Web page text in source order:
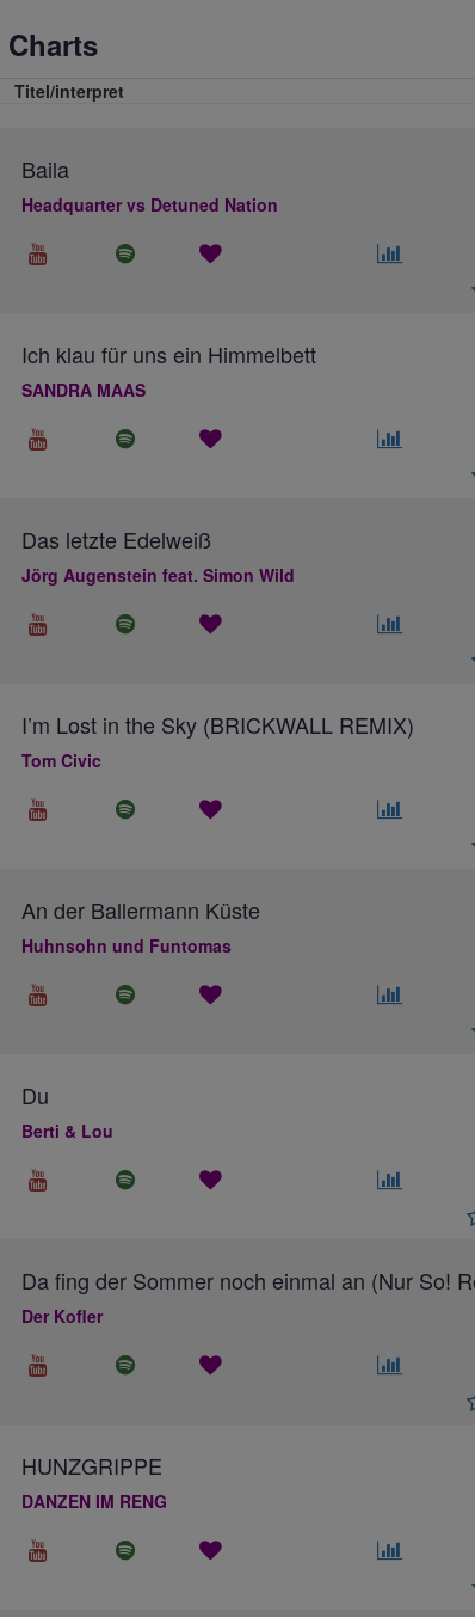
Charts
Titel/interpret
Baila
Headquarter vs Detuned Nation
Ich klau für uns ein Himmelbett
SANDRA MAAS
Das letzte Edelweiß
Jörg Augenstein feat. Simon Wild
I’m Lost in the Sky (BRICKWALL REMIX)
Tom Civic
An der Ballermann Küste
Huhnsohn und Funtomas
Du
Berti & Lou
Da fing der Sommer noch einmal an (Nur So!
Der Kofler
HUNZGRIPPE
DANZEN IM RENG